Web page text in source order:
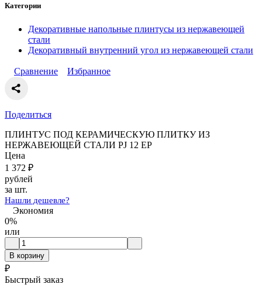
Категории
Декоративные напольные плинтусы из нержавеющей
стали
Декоративный внутренний угол из нержавеющей стали
Сравнение Избранное
Поделиться
ПЛИНТУС ПОД КЕРАМИЧЕСКУЮ ПЛИТКУ ИЗ
НЕРЖАВЕЮЩЕЙ СТАЛИ PJ 12 EP
Цена
1 372 ₽
рублей
за шт.
Нашли дешевле?
Экономия
0%
или
В корзину
₽
Быстрый заказ